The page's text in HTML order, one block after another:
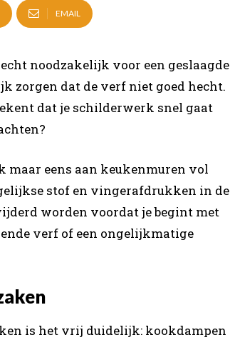
EMAIL
noodzakelijk voor een geslaagde
zorgen dat de verf niet goed hecht.
dat je schilderwerk snel gaat
eens aan keukenmuren vol
stof en vingerafdrukken in de
worden voordat je begint met
verf of een ongelijkmatige
is het vrij duidelijk: kookdampen